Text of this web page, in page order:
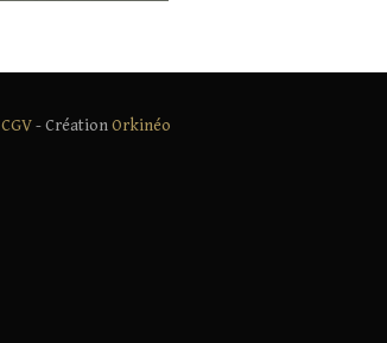
CGV- CréationOrkinéo